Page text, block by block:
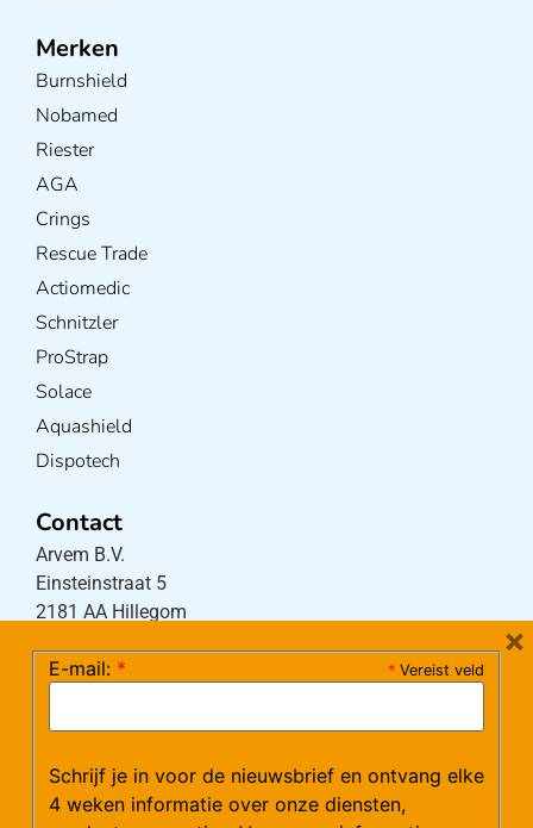
Merken
Burnshield
Nobamed
Riester
AGA
Crings
Rescue Trade
Actiomedic
Schnitzler
ProStrap
Solace
Aquashield
Dispotech
Contact
Arvem B.V.
Einsteinstraat 5
2181 AA Hillegom
(maandag – donderdag 08:30-17:15 uur / vrijdag
Mail:klantenservice@arvem.nl
* Vereist veld
E-mail: *
Schrijf je in voor de nieuwsbrief en ontvang elke
4 weken informatie over onze diensten,
×